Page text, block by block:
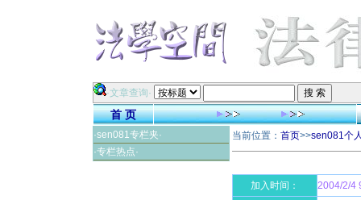
·文章查询·
首 页
·sen081专栏夹·
·专栏热点·
当前位置： 首页>>sen081个
加入时间：
2004/2/4